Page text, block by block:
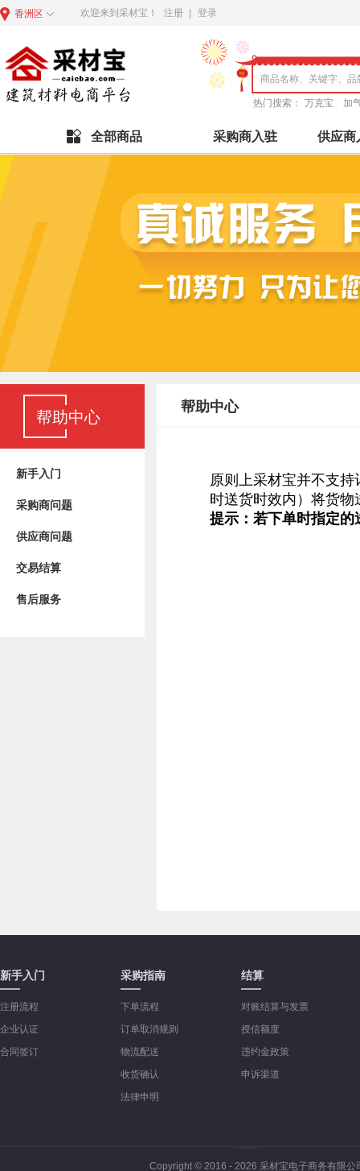
香洲区 欢迎来到采材宝！ 注册 登录
热门搜索： 万克宝 加
全部商品 采购商入驻 供应商
帮助中心
新手入门
采购商问题
供应商问题
交易结算
售后服务
帮助中心
新手入门
注册流程
企业认证
合同签订
采购指南
下单流程
订单取消规则
物流配送
收货确认
法律申明
结算
对账结算与发票
授信额度
违约金政策
申诉渠道
Copyright © 2016 - 2026 采材宝电子商务有限